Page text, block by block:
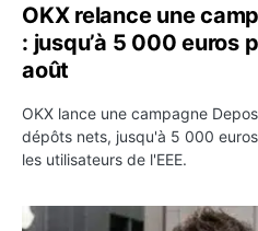
OKX relance une
: jusqu’à 5 000 euros
août
OKX lance une campagne
dépôts nets, jusqu'à 5 000
les utilisateurs de l'EEE.
OpenAI demande le rejet